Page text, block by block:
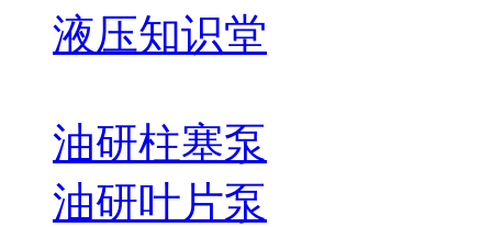
液压知识堂
油研柱塞泵
油研叶片泵